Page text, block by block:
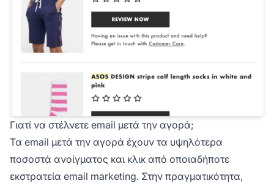
Γιατί να στέλνετε email μετά την αγορά;
Τα email μετά την αγορά έχουν τα υψηλότερα
ποσοστά ανοίγματος και κλικ από οποιαδήποτε
εκστρατεία email marketing. Στην πραγματικότητα,